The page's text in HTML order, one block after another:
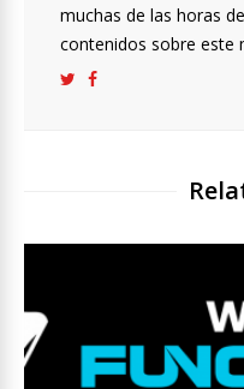
muchas de las horas
contenidos sobre este